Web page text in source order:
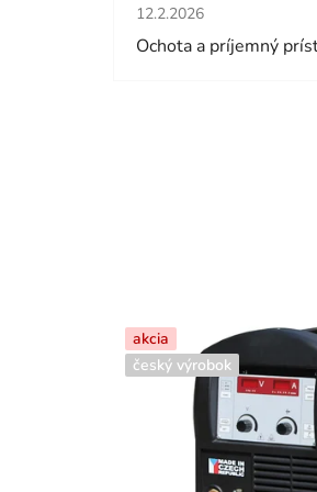
Hodnotenie obchodu
12.2.2026
Ochota a príjemný
akcia
český výrobok